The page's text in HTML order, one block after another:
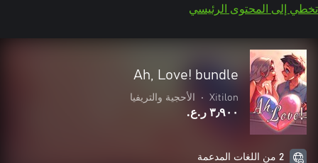
تخطي إلى المحتوى الرئيسي
Ah, Love! bundle
Xitilon
• الأحجية والتريفيا
٣٫٩٠٠ ر.ع.‏
2 من اللغات المدعمة